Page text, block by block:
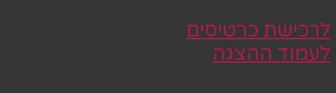
לרכישת כרטיסים
לעמוד ההצגה